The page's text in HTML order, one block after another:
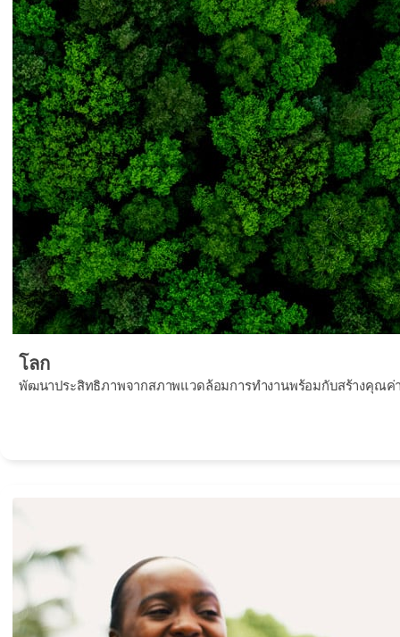
โลก
พัฒนาประสิทธิภาพจากสภาพแวดล้อมการทำงานพร้อมกับสร้างคุณค่